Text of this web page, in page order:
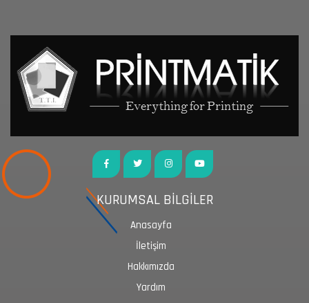
KURUMSAL BİLGİLER
Anasayfa
İletişim
Hakkımızda
Yardım